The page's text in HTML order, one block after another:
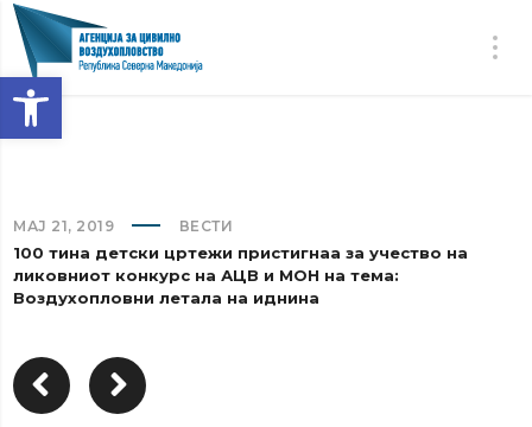
Open toolbar
МАЈ 21, 2019 ВЕСТИ
100 тина детски цртежи пристигнаа за учество на
ликовниот конкурс на АЦВ и МОН на тема:
Воздухопловни летала на иднина